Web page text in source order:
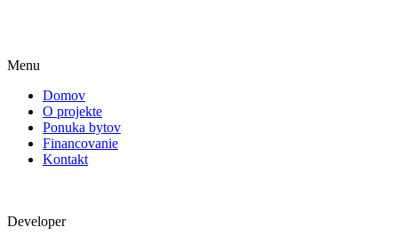
Menu
Domov
O projekte
Ponuka bytov
Financovanie
Kontakt
Developer